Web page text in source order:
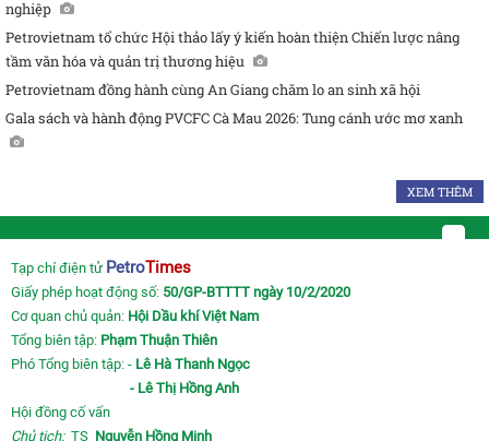
nghiệp
Petrovietnam tổ chức Hội thảo lấy ý kiến hoàn thiện Chiến lược nâng
tầm văn hóa và quản trị thương hiệu
Petrovietnam đồng hành cùng An Giang chăm lo an sinh xã hội
Gala sách và hành động PVCFC Cà Mau 2026: Tung cánh ước mơ xanh
XEM THÊM
Tạp chí điện tử PetroTimes
Giấy phép hoạt động số: 50/GP-BTTTT ngày 10/2/2020
Cơ quan chủ quản: Hội Dầu khí Việt Nam
Tổng biên tập: Phạm Thuận Thiên
Phó Tổng biên tập: - Lê Hà Thanh Ngọc
- Lê Thị Hồng Anh
Hội đồng cố vấn
Chủ tịch:TS Nguyễn Hồng Minh